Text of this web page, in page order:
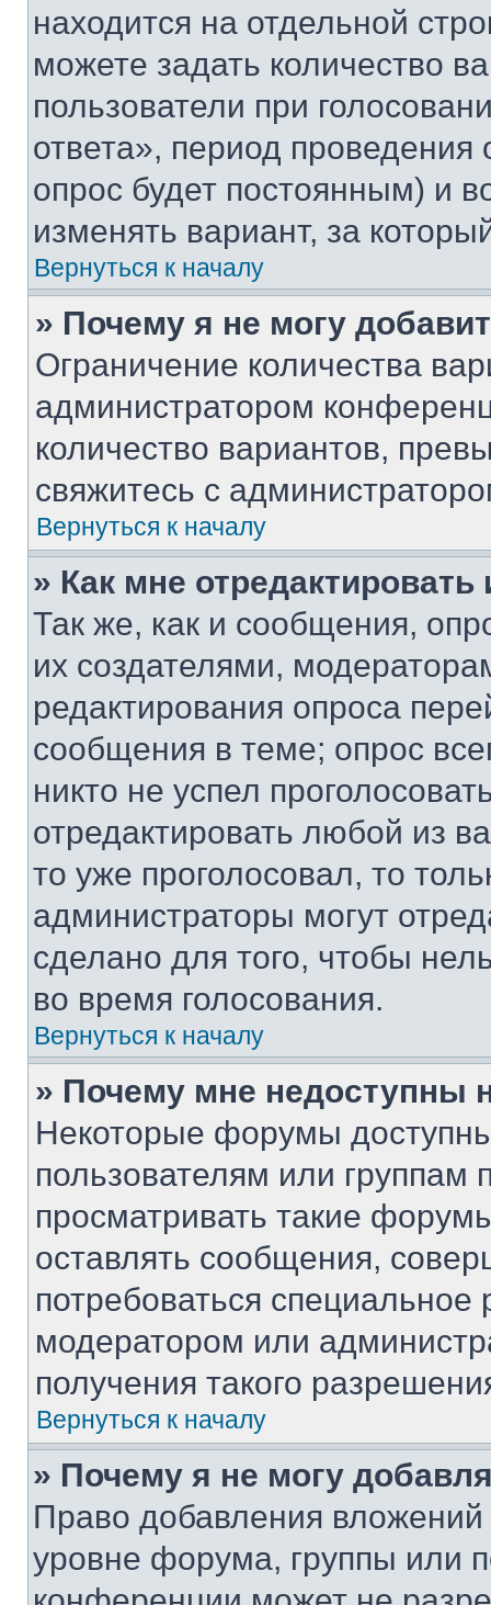
находится на отдельной
можете задать количество
пользователи при
ответа», период проведения
опрос будет постоянным) и
изменять вариант, за
Вернуться к началу
» Почему я не могу
Ограничение количества
администратором
количество вариантов,
свяжитесь с
Вернуться к началу
» Как мне
Так же, как и сообщения,
их создателями,
редактирования опроса
сообщения в теме; опрос
никто не успел
отредактировать любой из
то уже проголосовал, то
администраторы могут
сделано для того, чтобы
во время голосования.
Вернуться к началу
» Почему мне недоступны
Некоторые форумы
пользователям или группам
просматривать такие
оставлять сообщения,
потребоваться
модератором или
получения такого
Вернуться к началу
» Почему я не могу
Право добавления
уровне форума, группы или